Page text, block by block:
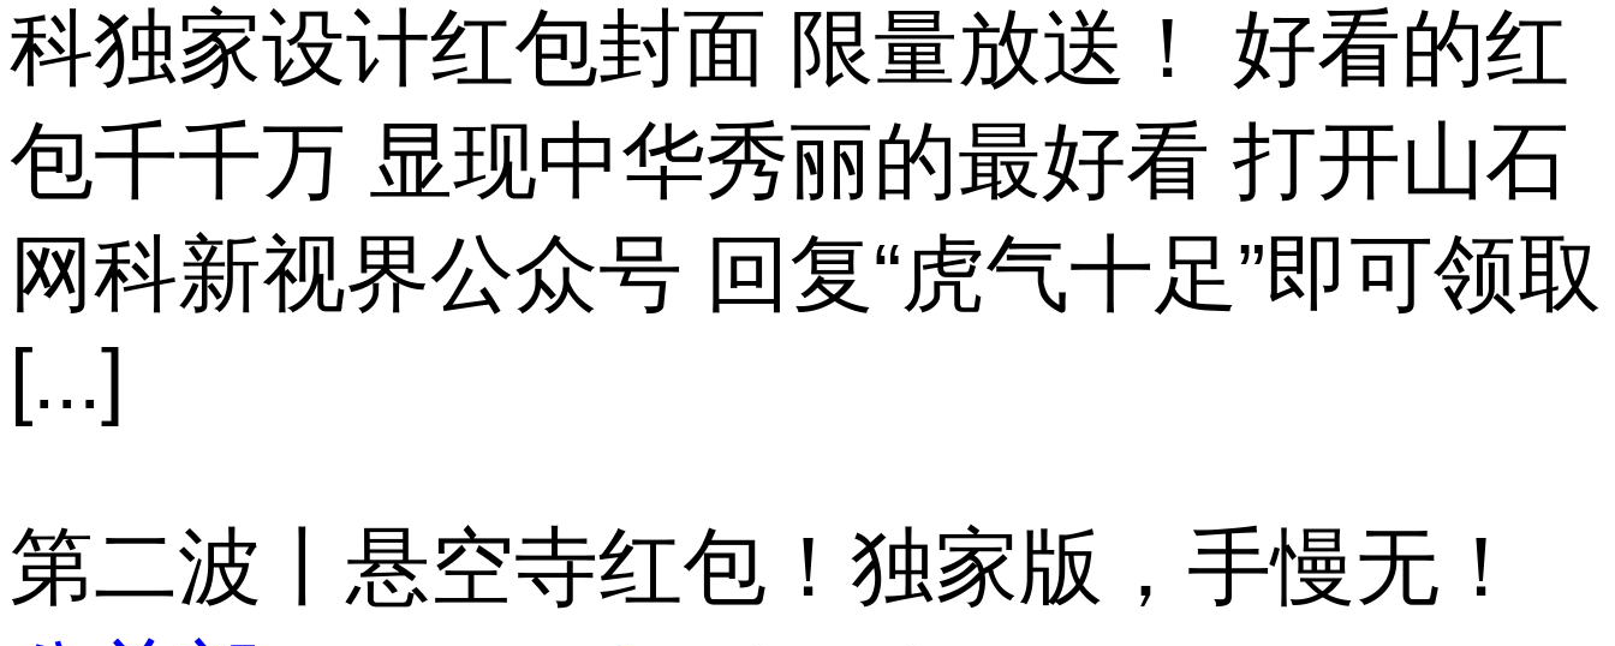
科独家设计红包封面 限量放送！ 好看的红
包千千万 显现中华秀丽的最好看 打开山石
网科新视界公众号 回复“虎气十足”即可领取
[...]
第二波丨悬空寺红包！独家版，手慢无！